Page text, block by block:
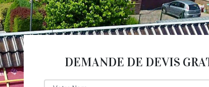
DEMANDE DE DEVIS